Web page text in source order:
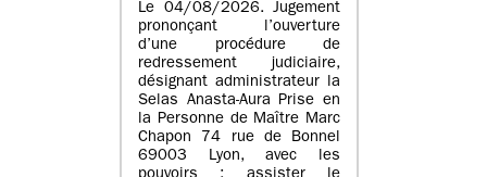
Le 04/08/2026. Jugement
prononçant l’ouverture
d’une procédure de
redressement judiciaire,
désignant administrateur la
Selas Anasta-Aura Prise en
la Personne de Maître Marc
Chapon 74 rue de Bonnel
69003 Lyon, avec les